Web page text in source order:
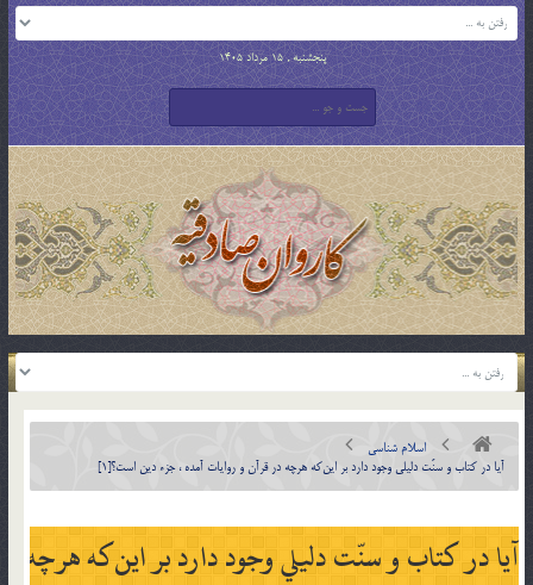
پنجشنبه , 15 مرداد 1405
اسلام شناسی
آيا در كتاب و سنّت دليلي وجود دارد بر اين‎كه هرچه در قرآن و روايات آمده ، جزء دين است؟[1]
آيا در كتاب و سنّت دليلي وجود دارد بر اين‎كه هرچه